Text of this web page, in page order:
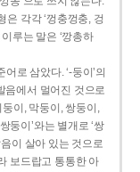
은 각각 ‘껑충껑충, 겅
루는 말은 ‘깡총하
로 삼았다. ‘-둥이’의
음에서 멀어진 것으로
둥이, 막둥이, 쌍둥이,
둥이’와는 별개로 ‘쌍
이 살아 있는 것으로
보드랍고 통통한 아